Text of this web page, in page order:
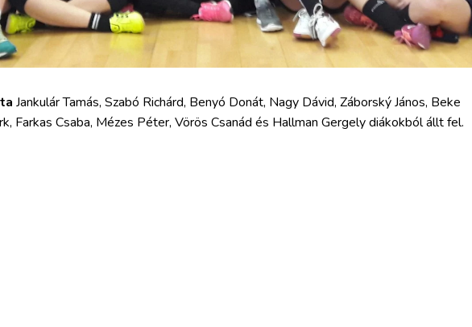
Jankulár Tamás, Szabó Richárd, Benyó Donát, Nagy Dávid, Záborský János, Beke
Farkas Csaba, Mézes Péter, Vörös Csanád és Hallman Gergely diákokból állt fel.